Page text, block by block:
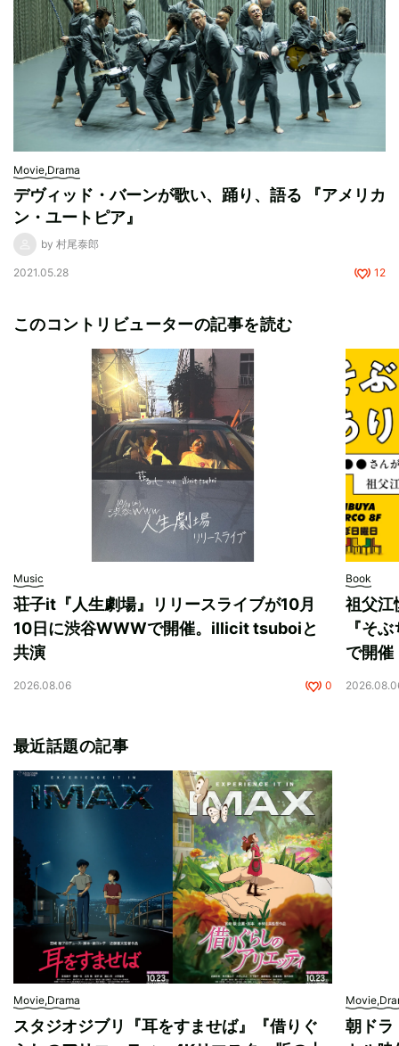
Movie,Drama
デヴィッド・バーンが歌い、踊り、語る 『アメリカ
ン・ユートピア』
by 村尾泰郎
2021.05.28 12
このコントリビューターの記事を読む
Music
荘子it『人生劇場』リリースライブが10月
10日に渋谷WWWで開催。illicit tsuboiと
共演
2026.08.06 0
Book
祖父江
『そ
で開催
最近話題の記事
Movie,Drama
スタジオジブリ『耳をすませば』『借りぐ
朝ドラ